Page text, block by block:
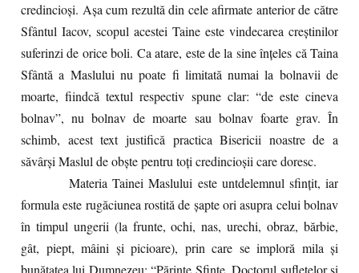
credincioşi. Aşa cum rezultă din cele afirmate anterior de către
Sfântul Iacov, scopul acestei Taine este vindecarea creştinilor
suferinzi de orice boli. Ca atare, este de la sine înţeles că Taina
Sfântă a Maslului nu poate fi limitată numai la bolnavii de
moarte, fiindcă textul respectiv spune clar: “de este cineva
bolnav”, nu bolnav de moarte sau bolnav foarte grav. În
schimb, acest text justifică practica Bisericii noastre de a
săvârşi Maslul de obşte pentru toţi credincioşii care doresc.
Materia Tainei Maslului este untdelemnul sfinţit, iar
formula este rugăciunea rostită de şapte ori asupra celui bolnav
în timpul ungerii (la frunte, ochi, nas, urechi, obraz, bărbie,
gât, piept, mâini şi picioare), prin care se imploră mila şi